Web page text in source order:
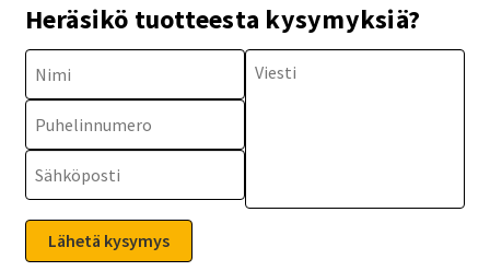
Heräsikö tuotteesta kysymyksiä?